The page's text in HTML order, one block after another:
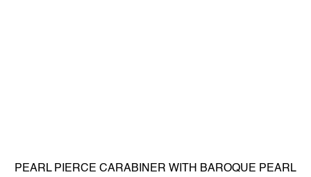
PEARL PIERCE CARABINER WITH BAROQUE PEARL